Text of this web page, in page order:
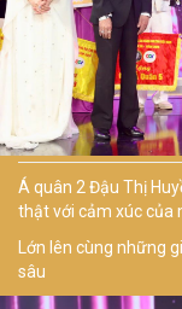
Á quân 2 Đậu Thị
thật với cảm xúc của
Lớn lên cùng những
sâu